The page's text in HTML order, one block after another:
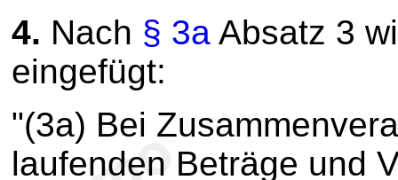
4. Nach § 3a Absatz 3
eingefügt:
"(3a) Bei
laufenden Beträge und